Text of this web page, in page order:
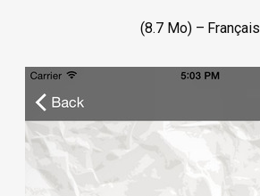
(8.7 Mo) – Français